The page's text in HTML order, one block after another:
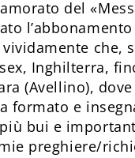
del
che,
Inghilterra,
(Avellino),
formato e
bui e
preghiere/